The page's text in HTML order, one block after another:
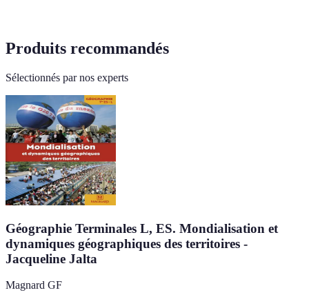
Produits recommandés
Sélectionnés par nos experts
Géographie Terminales L, ES. Mondialisation et
dynamiques géographiques des territoires -
Jacqueline Jalta
Magnard GF